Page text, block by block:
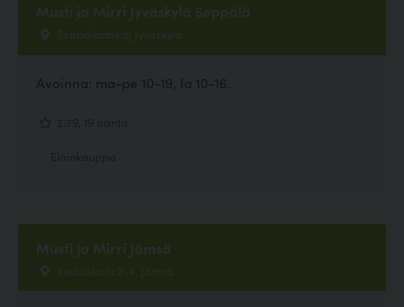
Musti ja Mirri Jyväskylä Seppälä
Seppäläntie 5, Jyväskylä
Avoinna: ma-pe 10-19, la 10-16.
Musti ja Mirri Jämsä
Keskuskatu 2-4, Jämsä